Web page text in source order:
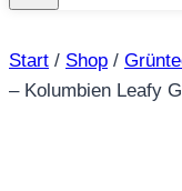
Start / Shop /
– Kolumbien Leafy